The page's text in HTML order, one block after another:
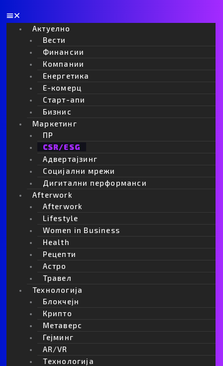
Актуелно
Вести
Финансии
Компании
Енергетика
Е-комерц
Старт-апи
Бизнис
Маркетинг
ПР
CSR/ESG
Адвертајзинг
Социјални мрежи
Дигитални перформанси
Afterwork
Afterwork
Lifestyle
Women in Business
Health
Рецепти
Астро
Травел
Технологија
Блокчејн
Крипто
Метаверс
Гејминг
AR/VR
Tехнологија